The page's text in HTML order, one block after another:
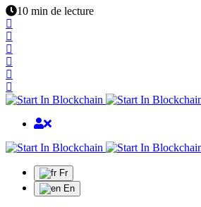
10 min de lecture
Fr
En